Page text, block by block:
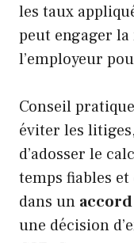
les taux
peut engager
l’employeur
Conseil
éviter les
d’adosser le
temps fiables
dans un
une décision